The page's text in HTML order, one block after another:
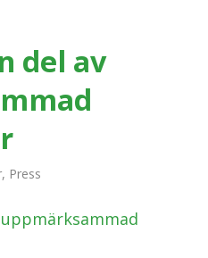
del av
, Press